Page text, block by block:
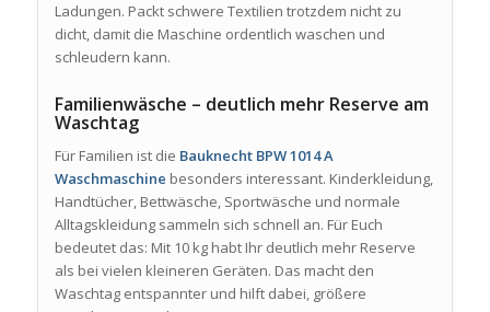
Ladungen. Packt schwere Textilien trotzdem nicht zu
dicht, damit die Maschine ordentlich waschen und
schleudern kann.
Familienwäsche – deutlich mehr Reserve am
Waschtag
Für Familien ist die Bauknecht BPW 1014 A
Waschmaschine besonders interessant. Kinderkleidung,
Handtücher, Bettwäsche, Sportwäsche und normale
Alltagskleidung sammeln sich schnell an. Für Euch
bedeutet das: Mit 10 kg habt Ihr deutlich mehr Reserve
als bei vielen kleineren Geräten. Das macht den
Waschtag entspannter und hilft dabei, größere